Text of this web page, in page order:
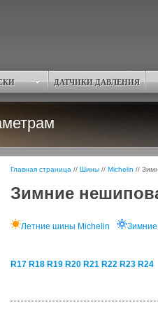
ДАТЧИКИ ДАВЛЕНИЯ
Главная страница // Шины // Michelin //
Зимние
Летние шины Michelin
R17 R18 R19 R20 R21 R22 R23 R24